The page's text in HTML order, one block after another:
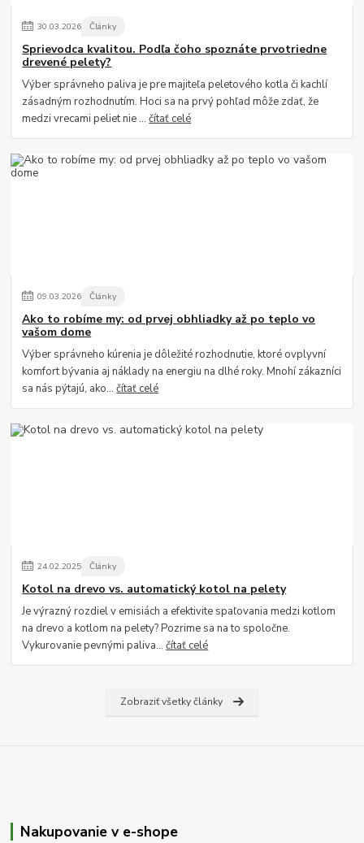
30.03.2026 Články
Sprievodca kvalitou. Podľa čoho spoznáte prvotriedne
drevené pelety?
Výber správneho paliva je pre majiteľa peletového kotla či kachlí
zásadným rozhodnutím. Hoci sa na prvý pohľad môže zdať, že
medzi vrecami peliet nie ...čítať celé
09.03.2026 Články
Ako to robíme my: od prvej obhliadky až po teplo vo
vašom dome
Výber správneho kúrenia je dôležité rozhodnutie, ktoré ovplyvní
komfort bývania aj náklady na energiu na dlhé roky. Mnohí zákazníci
sa nás pýtajú, ako...čítať celé
24.02.2025 Články
Kotol na drevo vs. automatický kotol na pelety
Je výrazný rozdiel v emisiách a efektivite spaľovania medzi kotlom
na drevo a kotlom na pelety? Pozrime sa na to spoločne.
Vykurovanie pevnými paliva...čítať celé
Zobraziť všetky články
Nakupovanie v e-shope